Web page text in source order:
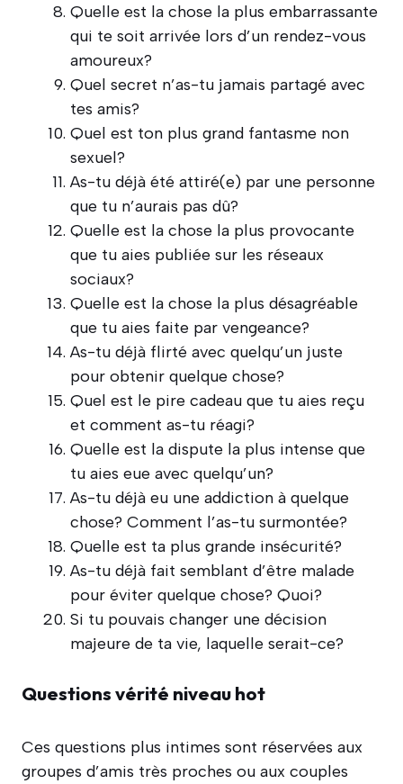
Quelle est la chose la plus embarrassante
qui te soit arrivée lors d’un rendez-vous
amoureux?
Quel secret n’as-tu jamais partagé avec
tes amis?
Quel est ton plus grand fantasme non
sexuel?
As-tu déjà été attiré(e) par une personne
que tu n’aurais pas dû?
Quelle est la chose la plus provocante
que tu aies publiée sur les réseaux
sociaux?
Quelle est la chose la plus désagréable
que tu aies faite par vengeance?
As-tu déjà flirté avec quelqu’un juste
pour obtenir quelque chose?
Quel est le pire cadeau que tu aies reçu
et comment as-tu réagi?
Quelle est la dispute la plus intense que
tu aies eue avec quelqu’un?
As-tu déjà eu une addiction à quelque
chose? Comment l’as-tu surmontée?
Quelle est ta plus grande insécurité?
As-tu déjà fait semblant d’être malade
pour éviter quelque chose? Quoi?
Si tu pouvais changer une décision
majeure de ta vie, laquelle serait-ce?
Questions vérité niveau hot
Ces questions plus intimes sont réservées aux
groupes d’amis très proches ou aux couples